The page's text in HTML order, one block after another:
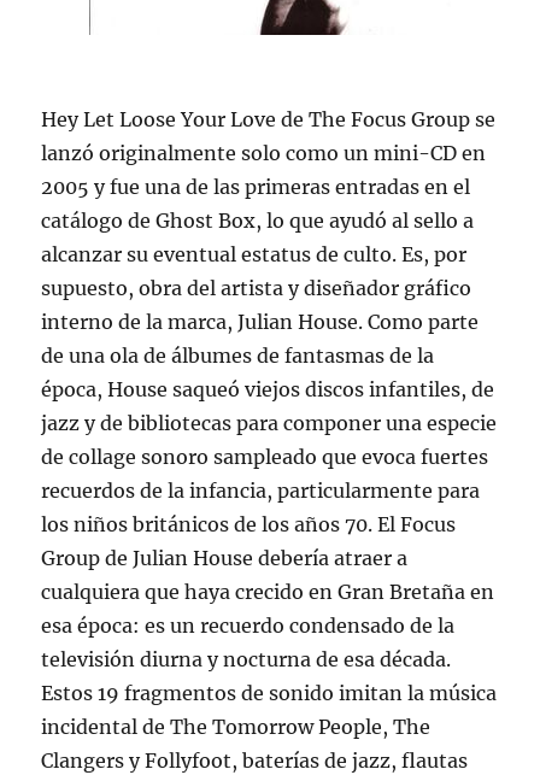
Hey Let Loose Your Love de The Focus Group se
lanzó originalmente solo como un mini-CD en
2005 y fue una de las primeras entradas en el
catálogo de Ghost Box, lo que ayudó al sello a
alcanzar su eventual estatus de culto. Es, por
supuesto, obra del artista y diseñador gráfico
interno de la marca, Julian House. Como parte
de una ola de álbumes de fantasmas de la
época, House saqueó viejos discos infantiles, de
jazz y de bibliotecas para componer una especie
de collage sonoro sampleado que evoca fuertes
recuerdos de la infancia, particularmente para
los niños británicos de los años 70. El Focus
Group de Julian House debería atraer a
cualquiera que haya crecido en Gran Bretaña en
esa época: es un recuerdo condensado de la
televisión diurna y nocturna de esa década.
Estos 19 fragmentos de sonido imitan la música
incidental de The Tomorrow People, The
Clangers y Follyfoot, baterías de jazz, flautas